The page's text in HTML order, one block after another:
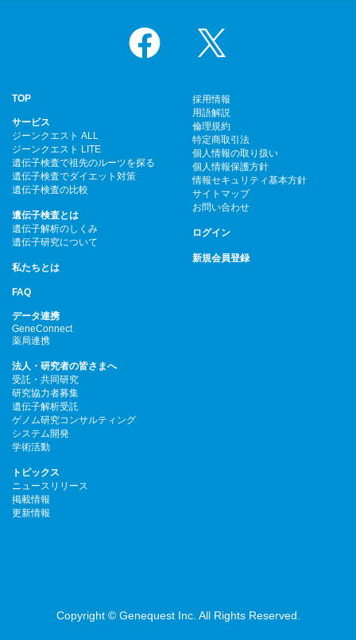
Facebook
TOP
サービス
ジーンクエスト ALL
ジーンクエスト LITE
遺伝子検査で祖先のルーツを探る
遺伝子検査でダイエット対策
遺伝子検査の比較
遺伝子検査とは
遺伝子解析のしくみ
遺伝子研究について
私たちとは
FAQ
データ連携
GeneConnect
薬局連携
法人・研究者の皆さまへ
受託・共同研究
研究協力者募集
遺伝子解析受託
ゲノム研究コンサルティング
システム開発
学術活動
トピックス
ニュースリリース
掲載情報
更新情報
採用情報
用語解説
倫理規約
特定商取引法
個人情報の取り扱い
個人情報保護方針
情報セキュリティ基本方針
サイトマップ
お問い合わせ
ログイン
新規会員登録
Copyright © Genequest Inc. All Rights Reserved.